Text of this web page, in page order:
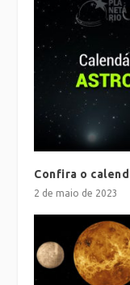
Confira o
2 de maio de 2023